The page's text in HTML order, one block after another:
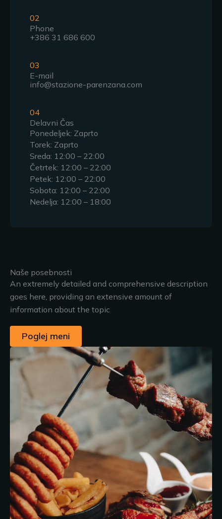
02
Phone
+386 31 686 600
03
E-mail
info@stazione-parenzana.com
04
Delavni Čas
Ponedeljek: Zaprto
Torek: Zaprto
Sreda: 12:00 – 22:00
Četrtek: 12:00 – 22:00
Petek: 12:00 – 22:00
Sobota: 12:00 – 22:00
Nedelja: 12:00 – 18:00
Naše posebnosti
An extremely detailed and comprehensive description
goes here, providing an extensive amount of
information about the topic
Poglej meni